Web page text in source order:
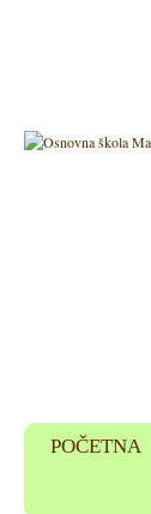
POČETNA